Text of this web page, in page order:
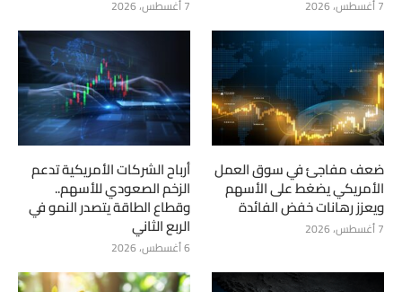
7 أغسطس، 2026 7 أغسطس، 2026
ضعف مفاجئ في سوق العمل
الأمريكي يضغط على الأسهم
ويعزز رهانات خفض الفائدة
7 أغسطس، 2026
أرباح الشركات الأمريكية تدعم
الزخم الصعودي للأسهم..
وقطاع الطاقة يتصدر النمو في
الربع الثاني
6 أغسطس، 2026